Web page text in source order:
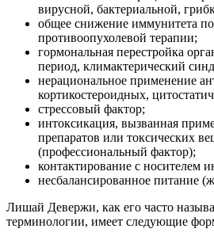
вирусной, бактериальной,
общее снижение иммунитета
противоопухолевой терапии;
гормональная перестройка
период, климактерический
нерациональное применение
кортикостероидных,
стрессовый фактор;
интоксикация, вызванная
препаратов или токсических
(профессиональный фактор);
контактирование с носителем
несбалансированное питание
Лишай Девержи, как его часто
терминологии, имеет следующие